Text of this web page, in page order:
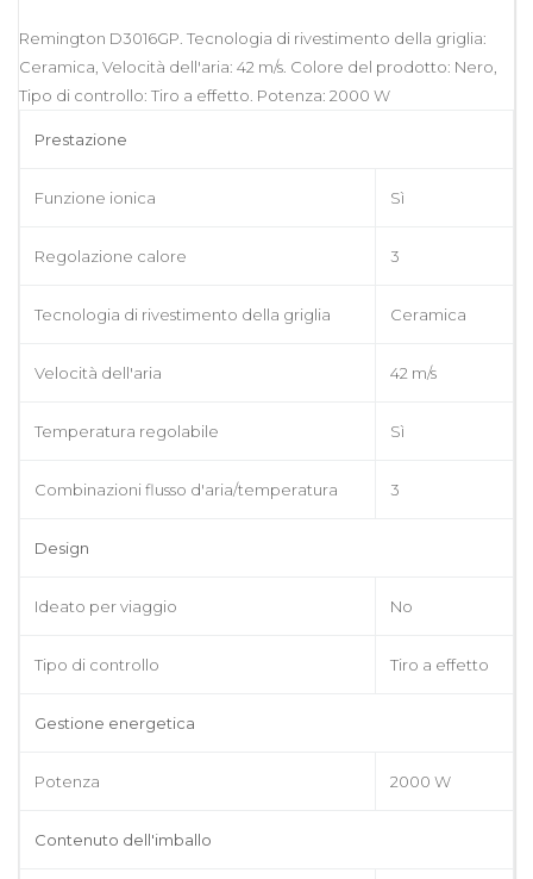
Remington D3016GP. Tecnologia di rivestimento della griglia:
Ceramica, Velocità dell'aria: 42 m/s. Colore del prodotto: Nero,
Tipo di controllo: Tiro a effetto. Potenza: 2000 W
Prestazione
Funzione ionica Sì
Regolazione calore 3
Tecnologia di rivestimento della griglia Ceramica
Velocità dell'aria 42 m/s
Temperatura regolabile Sì
Combinazioni flusso d'aria/temperatura 3
Design
Ideato per viaggio No
Tipo di controllo Tiro a effetto
Gestione energetica
Potenza 2000 W
Contenuto dell'imballo